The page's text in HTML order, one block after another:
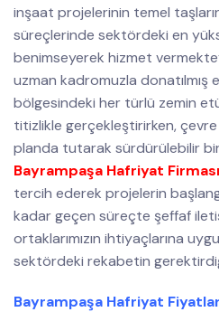
inşaat projelerinin temel
süreçlerinde sektördeki en
benimseyerek hizmet
uzman kadromuzla donatılmış
bölgesindeki her türlü zemin
titizlikle gerçekleştirirken,
planda tutarak sürdürülebilir
Bayrampaşa Hafriyat Firması
tercih ederek projelerin
kadar geçen süreçte şeffaf
ortaklarımızın ihtiyaçlarına
sektördeki rekabetin
Bayrampaşa Hafriyat